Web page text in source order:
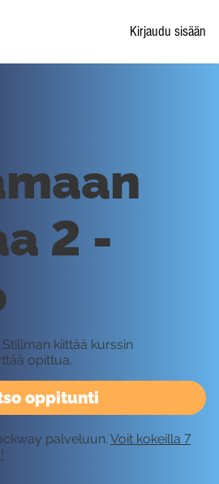
Kirjaudu sisään
oppitunti
2 -
Stillman kiittää kurssin
opittua.
palveluun. Voit kokeilla 7